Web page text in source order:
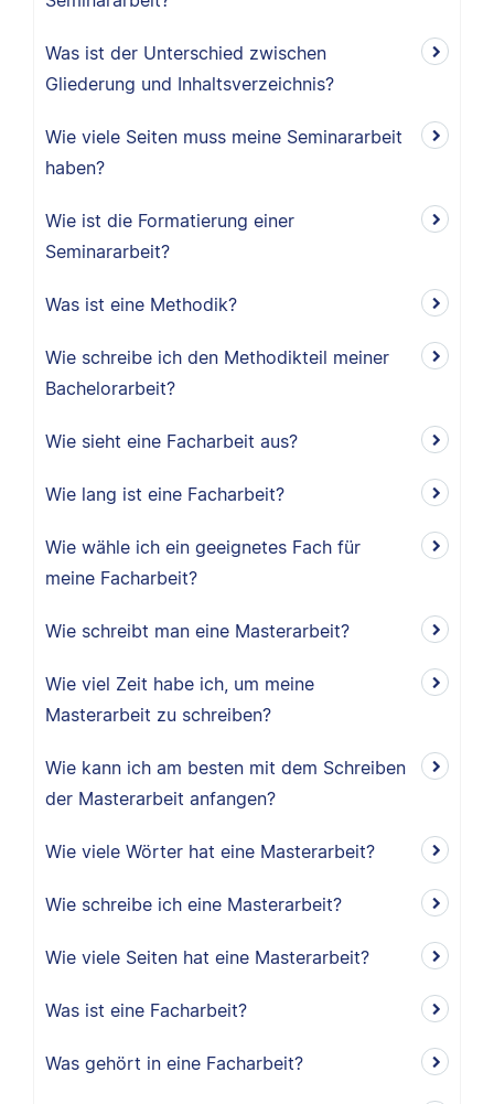
Was ist der Unterschied zwischen
Gliederung und Inhaltsverzeichnis?
Wie viele Seiten muss meine Seminararbeit
haben?
Wie ist die Formatierung einer
Seminararbeit?
Was ist eine Methodik?
Wie schreibe ich den Methodikteil meiner
Bachelorarbeit?
Wie sieht eine Facharbeit aus?
Wie lang ist eine Facharbeit?
Wie wähle ich ein geeignetes Fach für
meine Facharbeit?
Wie schreibt man eine Masterarbeit?
Wie viel Zeit habe ich, um meine
Masterarbeit zu schreiben?
Wie kann ich am besten mit dem Schreiben
der Masterarbeit anfangen?
Wie viele Wörter hat eine Masterarbeit?
Wie schreibe ich eine Masterarbeit?
Wie viele Seiten hat eine Masterarbeit?
Was ist eine Facharbeit?
Was gehört in eine Facharbeit?